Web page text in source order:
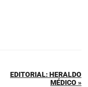
EDITORIAL: HERALDO
MÉDICO »